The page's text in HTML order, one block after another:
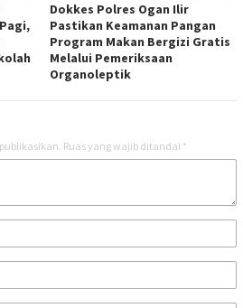
Dokkes Polres Ogan Ilir
Pastikan Keamanan Pangan
Program Makan Bergizi Gratis
Melalui Pemeriksaan
Organoleptik
Ruas yang wajib ditandai *